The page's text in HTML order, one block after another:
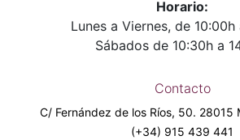
Horario:
Lunes a Viernes, de
Sábados de 10:30h a
Contacto
C/ Fernández de los Ríos, 50. 28015
(+34) 915 439 441